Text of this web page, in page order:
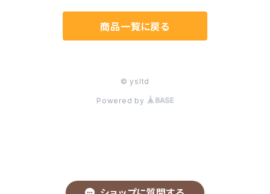
商品一覧に戻る
© ysltd
Powered by